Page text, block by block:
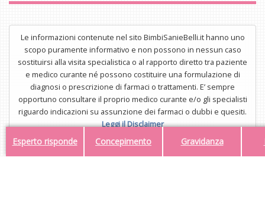
Esperto risponde Concepimento Gravidanza
Le informazioni contenute nel sito BimbiSanieBelli.it hanno uno
scopo puramente informativo e non possono in nessun caso
sostituirsi alla visita specialistica o al rapporto diretto tra paziente
e medico curante né possono costituire una formulazione di
diagnosi o prescrizione di farmaci o trattamenti. E’ sempre
opportuno consultare il proprio medico curante e/o gli specialisti
riguardo indicazioni su assunzione dei farmaci o dubbi e quesiti.
Leggi il Disclaimer
UNISTAR Srl - Corso di Porta Nuova 3/A, 20121, Milano - P.IVA